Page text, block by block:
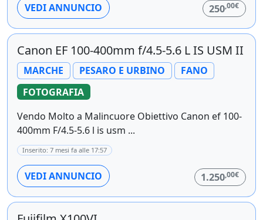
VEDI ANNUNCIO 250,00€
Canon EF 100-400mm f/4.5-5.6 L IS USM II
MARCHE PESARO E URBINO
FANO
FOTOGRAFIA
Vendo Molto a Malincuore Obiettivo Canon ef 100-
400mm F/4.5-5.6 l is usm ...
Inserito: 7 mesi fa alle 17:57
VEDI ANNUNCIO 1.250,00€